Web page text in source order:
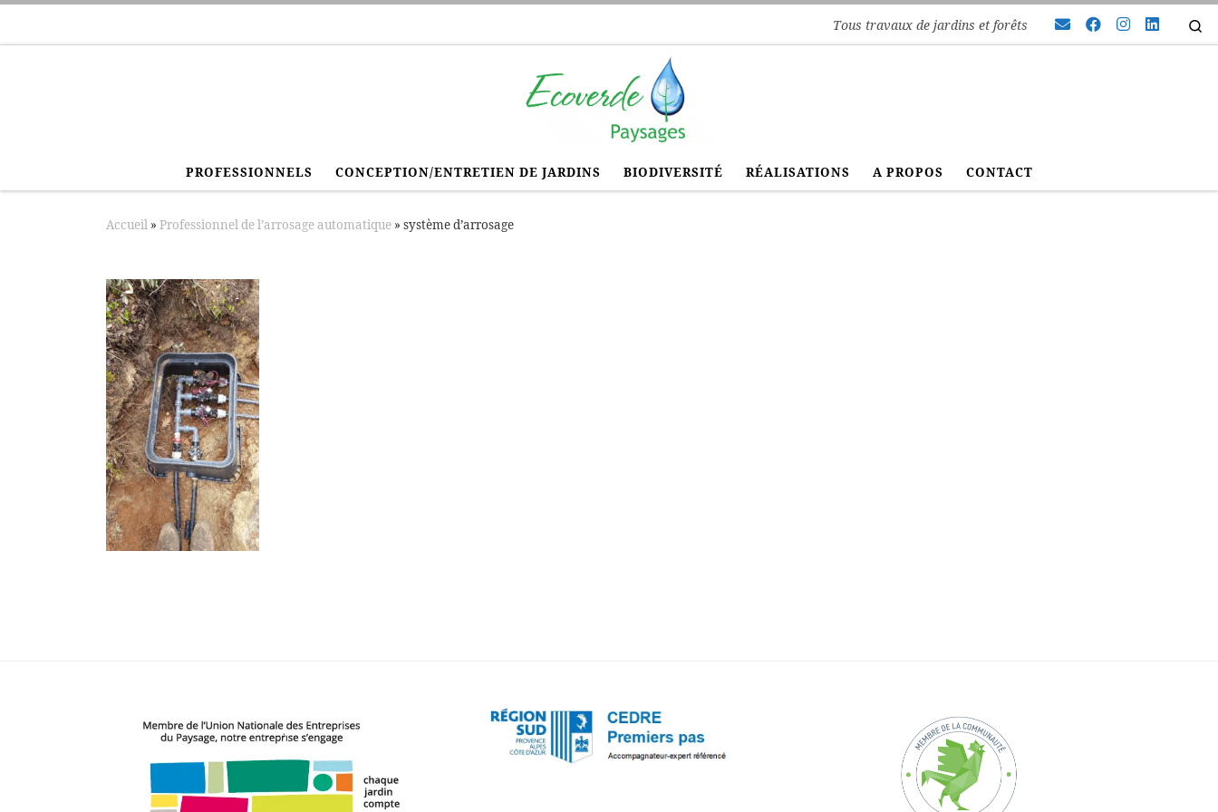
Tous travaux de jardins et forêts
PROFESSIONNELS CONCEPTION/ENTRETIEN DE JARDINS BIODIVERSITÉ RÉALISATIONS A PROPOS CONTACT
Accueil » Professionnel de l’arrosage automatique » système d’arrosage